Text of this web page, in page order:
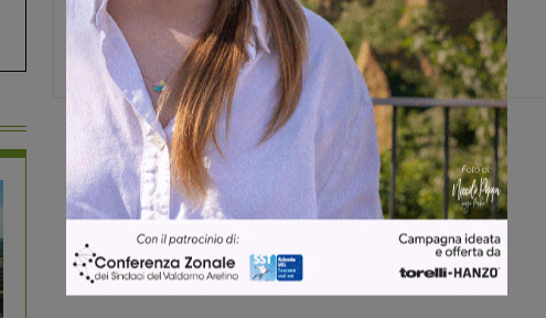
Direttore
Share